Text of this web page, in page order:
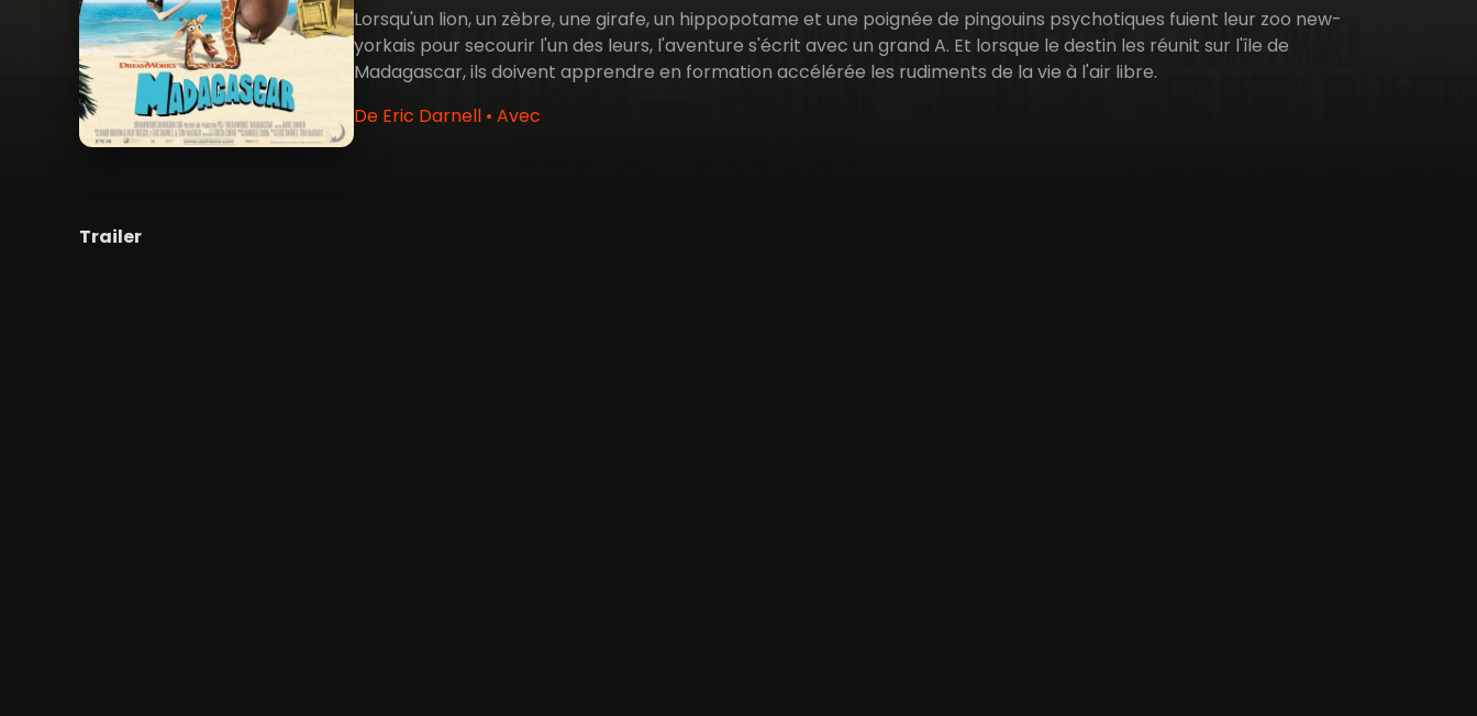
Lorsqu'un lion, un zèbre, une girafe, un hippopotame et une poignée de pingouins psychotiques fuient leur zoo new-
yorkais pour secourir l'un des leurs, l'aventure s'écrit avec un grand A. Et lorsque le destin les réunit sur l'île de
Madagascar, ils doivent apprendre en formation accélérée les rudiments de la vie à l'air libre.
De Eric Darnell • Avec
Trailer